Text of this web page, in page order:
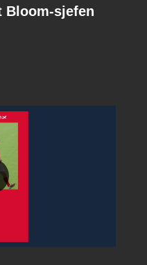
Bloom-sjefen